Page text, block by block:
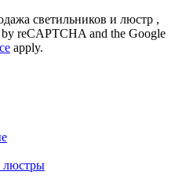
светильников и люстр ,
by reCAPTCHA and the Google
apply.
люстры